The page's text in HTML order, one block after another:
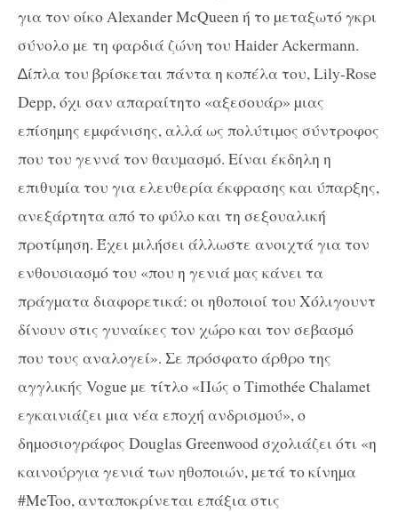
για τον οίκο Alexander McQueen ή το µεταξωτό γκρι
σύνολο µε τη φαρδιά ζώνη του Haider Ackermann.
∆ίπλα του βρίσκεται πάντα η κοπέλα του, Lily-Rose
Depp, όχι σαν απαραίτητο «αξεσουάρ» µιας
επίσηµης εµφάνισης, αλλά ως πολύτιµος σύντροφος
που του γεννά τον θαυµασµό. Είναι έκδηλη η
επιθυµία του για ελευθερία έκφρασης και ύπαρξης,
ανεξάρτητα από το φύλο και τη σεξουαλική
προτίµηση. Έχει µιλήσει άλλωστε ανοιχτά για τον
ενθουσιασµό του «που η γενιά µας κάνει τα
πράγµατα διαφορετικά: οι ηθοποιοί του Χόλιγουντ
δίνουν στις γυναίκες τον χώρο και τον σεβασµό
που τους αναλογεί». Σε πρόσφατο άρθρο της
αγγλικής Vogue µε τίτλο «Πώς ο Timothée Chalamet
εγκαινιάζει µια νέα εποχή ανδρισµού», ο
δηµοσιογράφος Douglas Greenwood σχολιάζει ότι «η
καινούργια γενιά των ηθοποιών, µετά το κίνηµα
#MeToo, ανταποκρίνεται επάξια στις